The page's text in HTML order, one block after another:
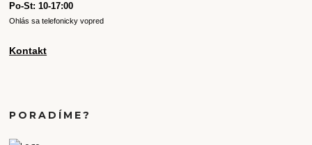
Po-St: 10-17:00
Ohlás sa telefonicky vopred
Kontakt
PORADÍME?